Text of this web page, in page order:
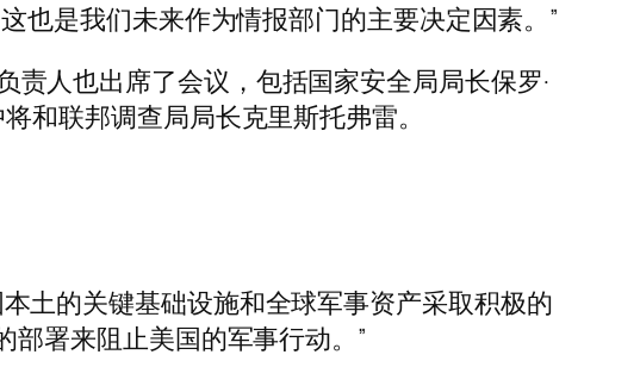
也是我们未来作为情报部门的主要决定因素。”
人也出席了会议，包括国家安全局局长保罗·
和联邦调查局局长克里斯托弗雷。
土的关键基础设施和全球军事资产采取积极的
部署来阻止美国的军事行动。”